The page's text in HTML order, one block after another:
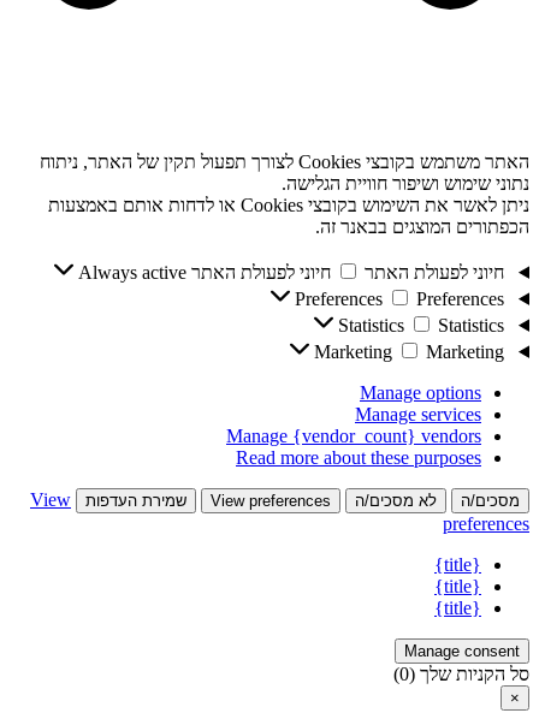
האתר משתמש בקובצי Cookies לצורך תפעול תקין של האתר, ניתוח
נתוני שימוש ושיפור חוויית הגלישה.
ניתן לאשר את השימוש בקובצי Cookies או לדחות אותם באמצעות
הכפתורים המוצגים בבאנר זה.
חיוני לפעולת האתר חיוני לפעולת האתר Always active
Preferences
Preferences
Statistics
Statistics
Marketing
Marketing
Manage options
Manage services
Manage {vendor_count} vendors
Read more about these purposes
מסכים/ה לא מסכים/ה View preferences שמירת העדפות
View
preferences
{title}
{title}
{title}
Manage consent
סל הקניות שלך (0)
×